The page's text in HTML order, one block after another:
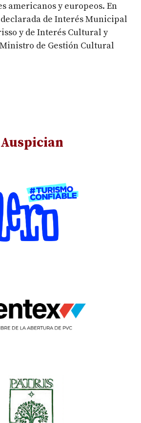
americanos y europeos. En
de Interés Municipal
y de Interés Cultural y
de Gestión Cultural
Auspician